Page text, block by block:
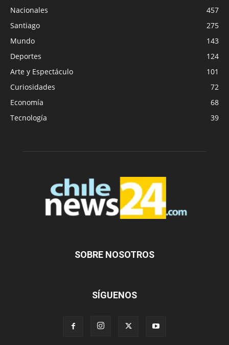
Nacionales
457
Santiago
275
Mundo
143
Deportes
124
Arte y Espectáculo
101
Curiosidades
72
Economía
68
Tecnología
39
SOBRE NOSOTROS
SÍGUENOS